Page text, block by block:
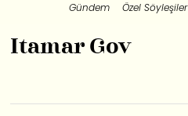
Gündem
Özel Söyleşiler
Itamar Gov